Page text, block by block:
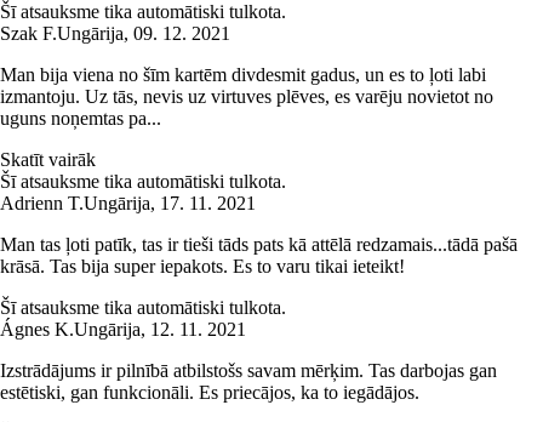
Šī atsauksme tika automātiski tulkota.
Szak F.Ungārija, 09. 12. 2021
Man bija viena no šīm kartēm divdesmit gadus, un es to ļoti labi
izmantoju. Uz tās, nevis uz virtuves plēves, es varēju novietot no
uguns noņemtas pa...
Skatīt vairāk
Šī atsauksme tika automātiski tulkota.
Adrienn T.Ungārija, 17. 11. 2021
Man tas ļoti patīk, tas ir tieši tāds pats kā attēlā redzamais...tādā pašā
krāsā. Tas bija super iepakots. Es to varu tikai ieteikt!
Šī atsauksme tika automātiski tulkota.
Ágnes K.Ungārija, 12. 11. 2021
Izstrādājums ir pilnībā atbilstošs savam mērķim. Tas darbojas gan
estētiski, gan funkcionāli. Es priecājos, ka to iegādājos.